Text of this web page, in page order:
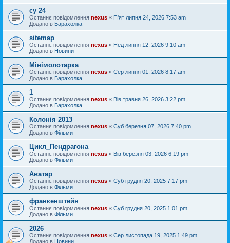
cу 24
Останнє повідомлення nexus « П'ят липня 24, 2026 7:53 am
Додано в Барахолка
sitemap
Останнє повідомлення nexus « Нед липня 12, 2026 9:10 am
Додано в Новини
Мінімолотарка
Останнє повідомлення nexus « Сер липня 01, 2026 8:17 am
Додано в Барахолка
1
Останнє повідомлення nexus « Вів травня 26, 2026 3:22 pm
Додано в Барахолка
Колонія 2013
Останнє повідомлення nexus « Суб березня 07, 2026 7:40 pm
Додано в Фільми
Цикл_Пендрагона
Останнє повідомлення nexus « Вів березня 03, 2026 6:19 pm
Додано в Фільми
Аватар
Останнє повідомлення nexus « Суб грудня 20, 2025 7:17 pm
Додано в Фільми
франкенштейн
Останнє повідомлення nexus « Суб грудня 20, 2025 1:01 pm
Додано в Фільми
2026
Останнє повідомлення nexus « Сер листопада 19, 2025 1:49 pm
Додано в Новини